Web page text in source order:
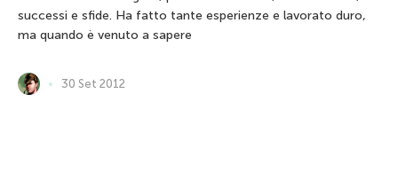
successi e sfide. Ha fatto tante esperienze e lavorato duro,
ma quando è venuto a sapere
30 Set 2012